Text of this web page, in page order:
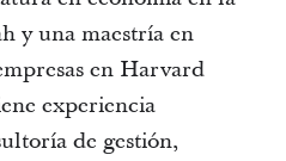
y una maestría en
en Harvard
experiencia
de gestión,